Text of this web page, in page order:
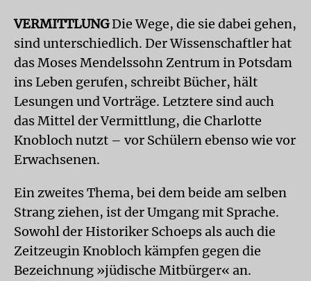
VERMITTLUNGDie Wege, die sie dabei gehen,
sind unterschiedlich. Der Wissenschaftler hat
das Moses Mendelssohn Zentrum in Potsdam
ins Leben gerufen, schreibt Bücher, hält
Lesungen und Vorträge. Letztere sind auch
das Mittel der Vermittlung, die Charlotte
Knobloch nutzt – vor Schülern ebenso wie vor
Erwachsenen.
Ein zweites Thema, bei dem beide am selben
Strang ziehen, ist der Umgang mit Sprache.
Sowohl der Historiker Schoeps als auch die
Zeitzeugin Knobloch kämpfen gegen die
Bezeichnung »jüdische Mitbürger« an.